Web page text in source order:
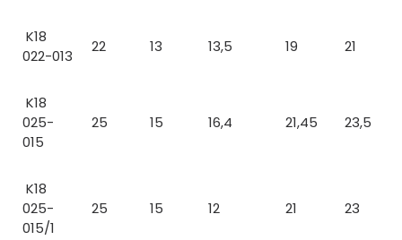
K18
022-013
22 13 13,5 19 21
K18
025-
015
25 15 16,4 21,45 23,5
K18
025-
015/1
25 15 12 21 23